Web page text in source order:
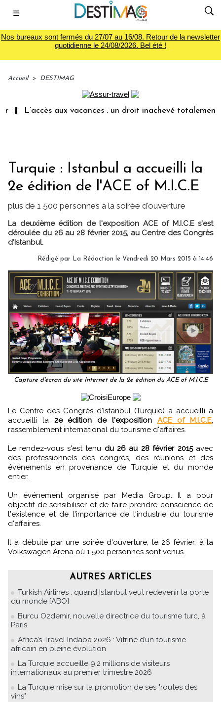
☰
Nos bureaux sont fermés du 27/07 au 16/08. Retour de la newsletter
quotidienne le 24/08/2026. Bel été !
Accueil > DESTIMAG
L’accès aux vacances : un droit inachevé totalement
Turquie : Istanbul a accueilli la
2e édition de l'ACE of M.I.C.E
plus de 1 500 personnes à la soirée d'ouverture
La deuxième édition de l'exposition ACE of M.I.C.E s'est
déroulée du 26 au 28 février 2015, au Centre des Congrès
d'Istanbul.
Rédigé par La Rédaction le Vendredi 20 Mars 2015 à 14:46
Capture d'écran du site Internet de la 2e édition du ACE of M.I.C.E
Le Centre des Congrès d'Istanbul (Turquie) a accueilli a
accueilli la 2e édition de l'exposition ACE of M.I.C.E,
rassemblement international du tourisme d'affaires.
Le rendez-vous s'est tenu du 26 au 28 février 2015avec
des professionnels des congrès, des réunions et des
événements en provenance de Turquie et du monde
entier.
Un événement organisé par Media Group. Il a pour
objectif de sensibiliser et de faire prendre conscience de
l'existence et de l'importance de l'industrie du tourisme
d'affaires.
Il a débuté par une soirée d'ouverture, le 26 février, à la
Volkswagen Arena où 1 500 personnes sont venus.
AUTRES ARTICLES
Turkish Airlines : quand Istanbul veut redevenir la porte
du monde [ABO]
Burcu Ozdemir, nouvelle directrice du tourisme turc, à
Paris
Africa’s Travel Indaba 2026 : Vitrine d’un tourisme
africain en pleine évolution
La Turquie accueille 9,2 millions de visiteurs
internationaux au premier trimestre 2026
La Turquie mise sur la promotion de ses "routes des
vins"